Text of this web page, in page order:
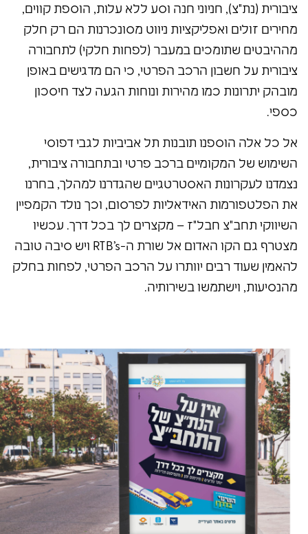
ציבורית (נת"צ), חניוני חנה וסע ללא עלות, הוספת קווים,
מחירים זולים ואפליקציות ניווט מסונכרנות הם רק חלק
מההיבטים שתומכים במעבר (לפחות חלקי) לתחבורה
ציבורית על חשבון הרכב הפרטי, כי הם מדגישים באופן
מובהק יתרונות כמו מהירות ונוחות הגעה לצד חיסכון
כספי.
אל כל אלה הוספנו תובנות תל אביביות לגבי דפוסי
השימוש של המקומיים ברכב פרטי ובתחבורה ציבורית,
נצמדנו לעקרונות האסטרטגיים שהגדרנו למהלך, בחרנו
את הפלטפורמות האידאליות לפרסום, וכך נולד הקמפיין
השיווקי תחב"צ חבל"ז – מקצרים לך בכל דרך. עכשיו
מצטרף גם הקו האדום אל שורת ה-RTB’s ויש סיבה טובה
להאמין שעוד רבים יוותרו על הרכב הפרטי, לפחות בחלק
מהנסיעות, וישתמשו בשירותיה.